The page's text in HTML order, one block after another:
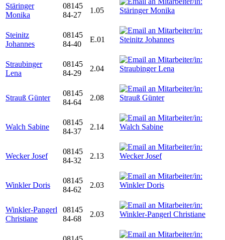
Stäringer
Monika
08145
84-27
1.05
Steinitz
Johannes
08145
84-40
E.01
Straubinger
Lena
08145
84-29
2.04
Strauß Günter
08145
84-64
2.08
Walch Sabine
08145
84-37
2.14
Wecker Josef
08145
84-32
2.13
Winkler Doris
08145
84-62
2.03
Winkler-Pangerl
Christiane
08145
84-68
2.03